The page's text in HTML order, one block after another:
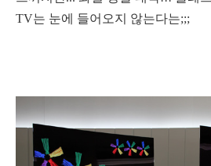
TV는 눈에 들어오지 않는다는;;;